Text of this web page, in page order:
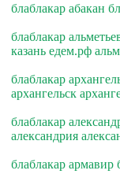
блаблакар абакан
блаблакар
казань едем.рф
блаблакар
архангельск
блаблакар
александрия
блаблакар армавир